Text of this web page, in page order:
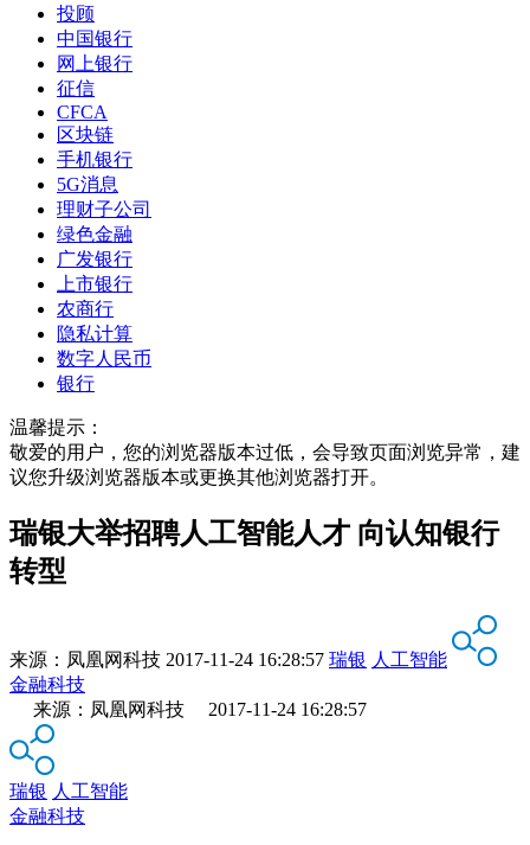
投顾
中国银行
网上银行
征信
CFCA
区块链
手机银行
5G消息
理财子公司
绿色金融
广发银行
上市银行
农商行
隐私计算
数字人民币
银行
温馨提示：
敬爱的用户，您的浏览器版本过低，会导致页面浏览异常，建
议您升级浏览器版本或更换其他浏览器打开。
瑞银大举招聘人工智能人才 向认知银行
转型
来源： 凤凰网科技 2017-11-24 16:28:57 瑞银 人工智能
金融科技
来源：凤凰网科技 2017-11-24 16:28:57
瑞银 人工智能
金融科技